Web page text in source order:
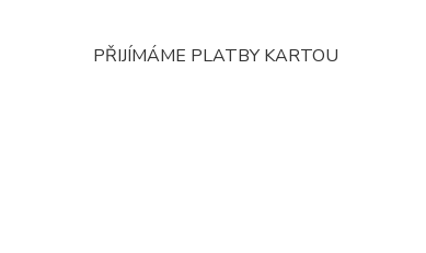
PŘIJÍMÁME PLATBY KARTOU